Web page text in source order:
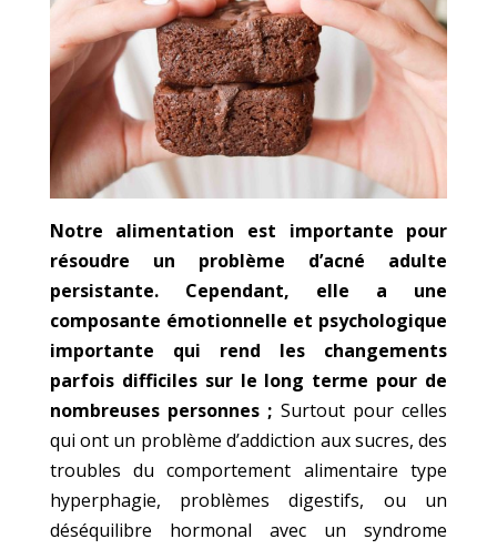
Notre alimentation est importante pour
résoudre un problème d’acné adulte
persistante. Cependant, elle a une
composante émotionnelle et psychologique
importante qui rend les changements
parfois difficiles sur le long terme pour de
nombreuses personnes ; Surtout pour celles
qui ont un problème d’addiction aux sucres, des
troubles du comportement alimentaire type
hyperphagie, problèmes digestifs, ou un
déséquilibre hormonal avec un syndrome